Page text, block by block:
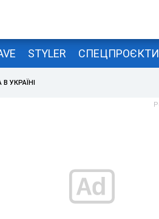
STYLER СПЕЦПРОЄКТИ
В УКРАЇНІ